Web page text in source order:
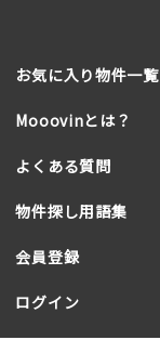
お気に入り物件一覧
Mooovinとは？
よくある質問
物件探し用語集
会員登録
ログイン